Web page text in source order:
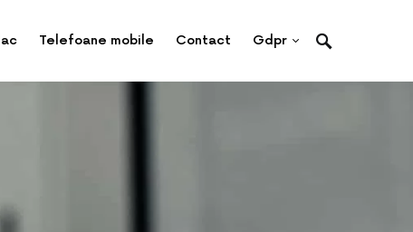
Telefoane mobile Contact Gdpr